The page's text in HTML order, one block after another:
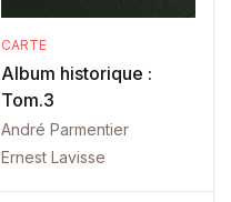
CARTE
Album historique :
Tom.3
André Parmentier
Ernest Lavisse